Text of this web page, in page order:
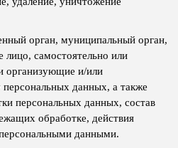
орган, муниципальный орган,
лицо, самостоятельно или
организующие и/или
данных, а также
персональных данных, состав
обработке, действия
данными.